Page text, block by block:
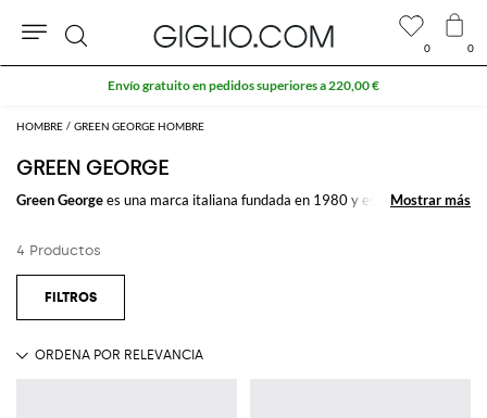
HOMBRE GREEN GEORGE HOMBRE
GREEN GEORGE
Green Georgees una marca italiana fundada en 1980 y especializada en
por medio del utilizo de materiales de alta calidad, están realizados para
un hombre refinado que quiere vestirse con estilo sin renunciar al
comfort.
envío gratuito
Mostrar más
Mostrar más
4 Productos
0 0
Buscar
Envío gratuito en pedidos superiores a 220,00 €